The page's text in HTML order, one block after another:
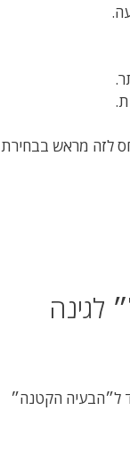
לזה מראש בבחירת
לגינה
ל״הבעיה הקטנה״